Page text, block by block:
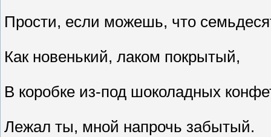
Прости, если можешь, что
Как новенький, лаком покрытый,
В коробке из-под шоколадных
Лежал ты, мной напрочь забытый.